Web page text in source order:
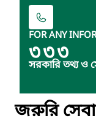
FOR ANY
৩৩৩
সরকারি তথ্য ও
জরুরি